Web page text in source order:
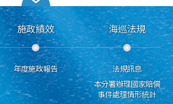
施政績效
年度施政報告
海巡法規
法規訊息
本分署辦理國家賠償
事件處理情形統計